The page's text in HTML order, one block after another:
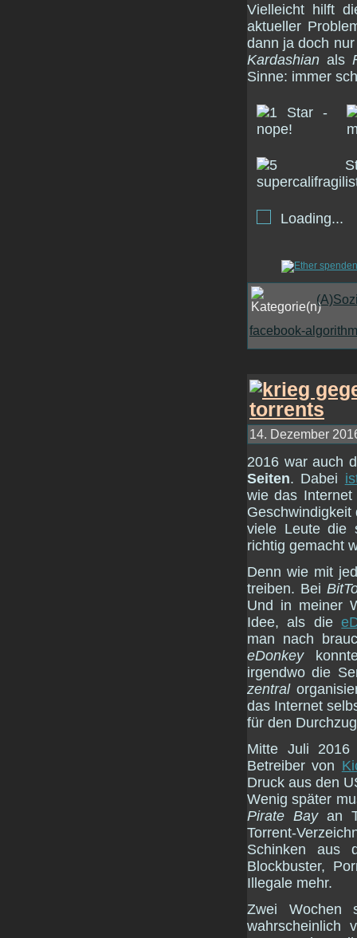
Vielleicht hilft
aktueller
dann ja doch
Kardashian als
Sinne: immer
Loading...
facebook-
14. Dezember
2016 war auch
Seiten. Dabei
wie das
viele Leute die
richtig gemacht
Denn wie mit
treiben. Bei
Und in meiner
Idee, als die
man nach
eDonkey
irgendwo die
zentral
das Internet
für den
Mitte Juli
Betreiber von
Druck aus den
Wenig später
Pirate Bayan
Torrent-
Schinken aus
Blockbuster,
Illegale mehr.
Zwei
wahrscheinlich